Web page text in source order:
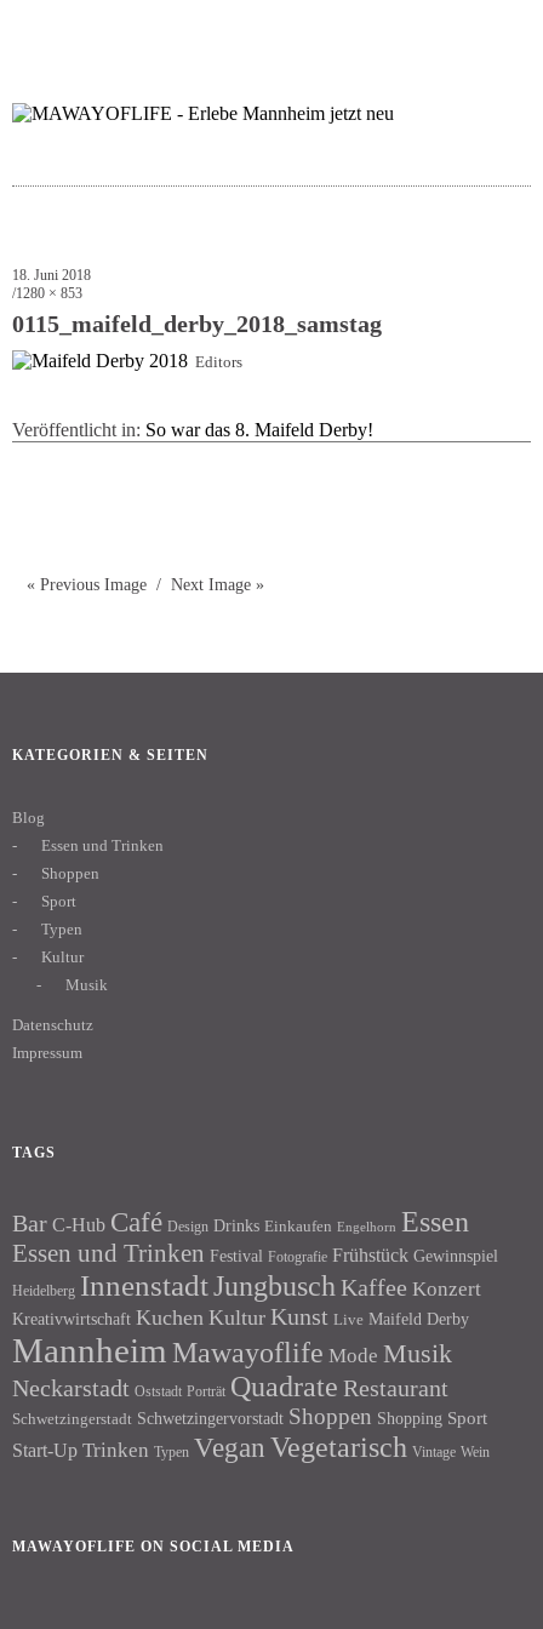
18. Juni 2018
1280 × 853
0115_maifeld_derby_2018_samstag
Editors
Veröffentlicht in: So war das 8. Maifeld Derby!
« Previous Image Next Image »
KATEGORIEN & SEITEN
Blog
Essen und Trinken
Shoppen
Sport
Typen
Kultur
Musik
Datenschutz
Impressum
TAGS
Bar C-Hub Café Design Drinks Einkaufen Engelhorn Essen
Essen und Trinken Festival Fotografie Frühstück Gewinnspiel
Heidelberg InnenstadtJungbusch Kaffee Konzert
Kreativwirtschaft Kuchen Kultur Kunst Live Maifeld Derby
Mannheim Mawayoflife Mode Musik
Neckarstadt Oststadt Porträt Quadrate Restaurant
Schwetzingerstadt Schwetzingervorstadt Shoppen Shopping Sport
Start-Up Trinken Typen Vegan Vegetarisch Vintage Wein
MAWAYOFLIFE ON SOCIAL MEDIA